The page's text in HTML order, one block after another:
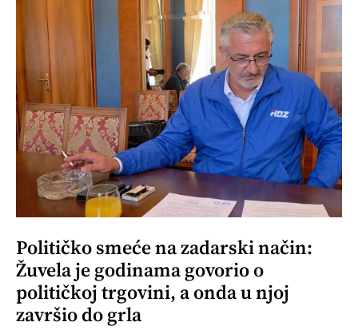
Političko smeće na zadarski način:
Žuvela je godinama govorio o
političkoj trgovini, a onda u njoj
završio do grla